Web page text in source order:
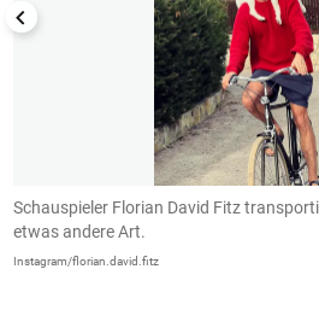
Schauspieler Florian David Fitz
etwas andere Art.
Instagram/florian.david.fitz